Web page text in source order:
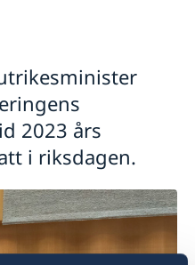
2023 års
i riksdagen.